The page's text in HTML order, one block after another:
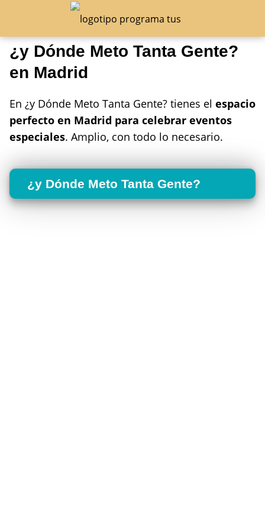
¿y Dónde Meto Tanta Gente?
en Madrid
En ¿y Dónde Meto Tanta Gente? tienes el espacio
perfecto en Madrid para celebrar eventos
especiales. Amplio, con todo lo necesario.
¿y Dónde Meto Tanta Gente?